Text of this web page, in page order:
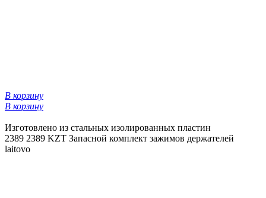
В корзину
В корзину
Изготовлено из стальных изолированных пластин
2389 2389 KZT Запасной комплект зажимов держателей
laitovo